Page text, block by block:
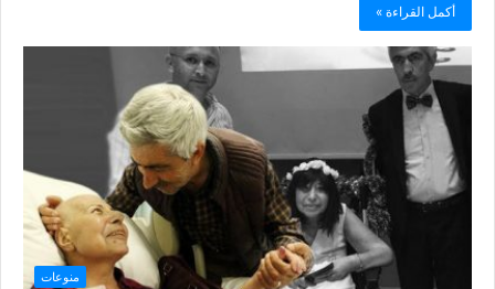
أكمل القراءة »
منوعات